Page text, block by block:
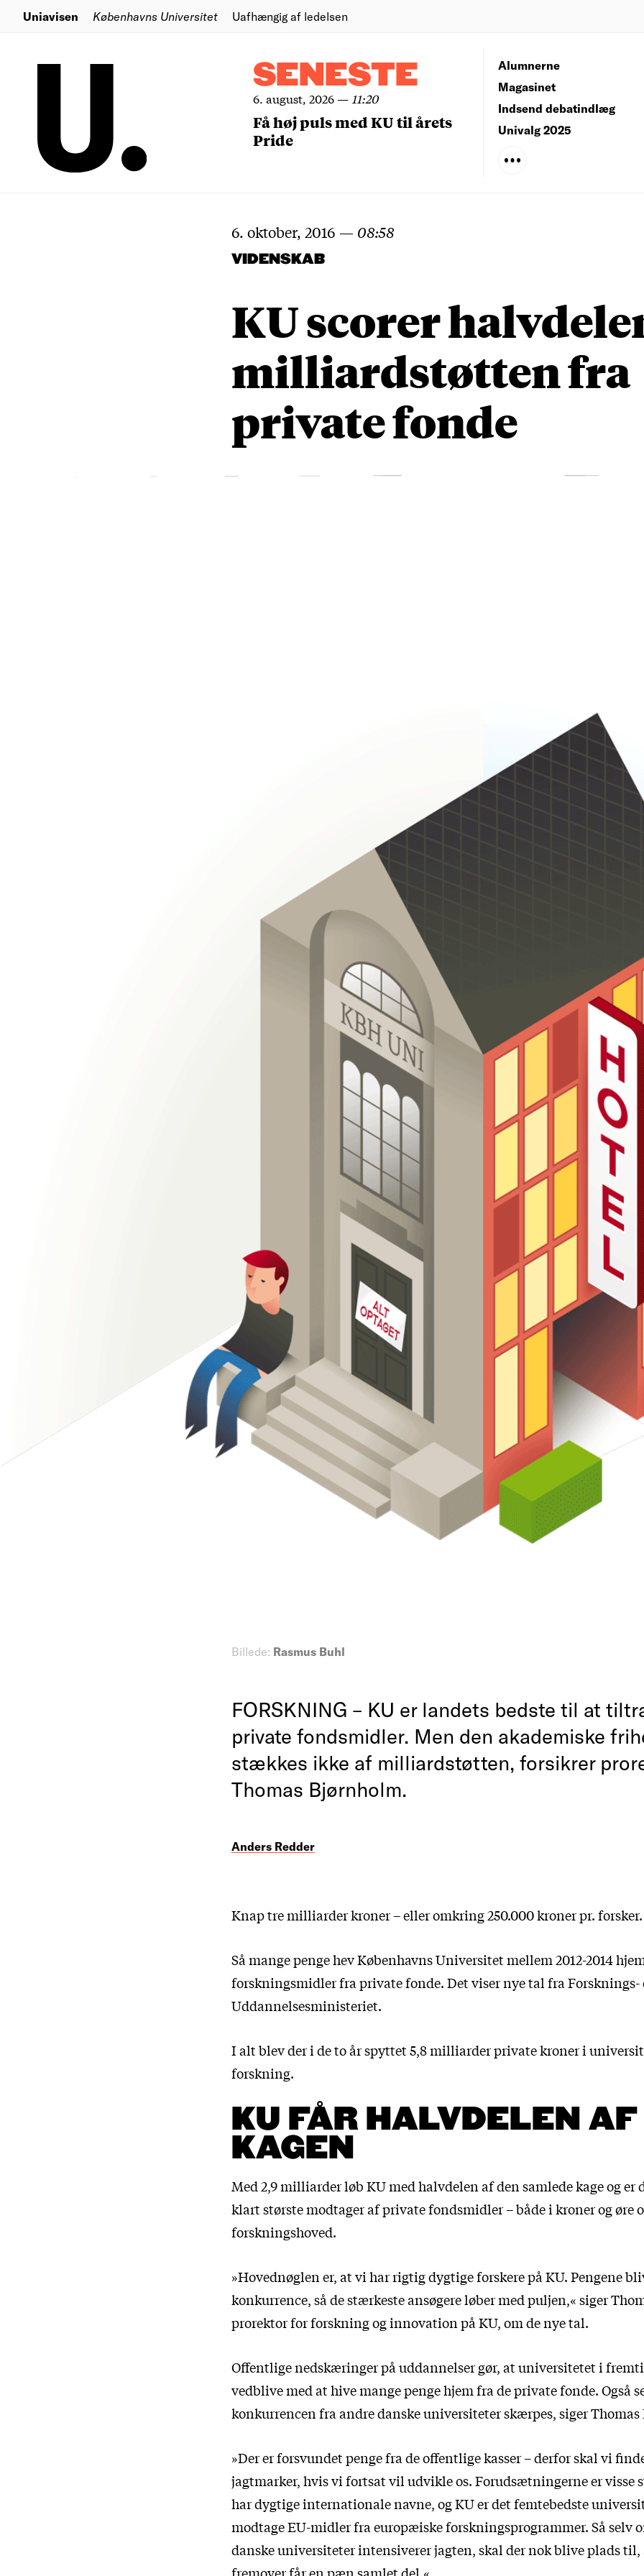
Uniavisen Københavns Universitet Uafhængig af ledelsen
SENESTE
6. august, 2026— 11:20
Få høj puls med KU til årets
Pride
Alumnerne
Magasinet
Indsend debatindlæg
Univalg 2025
6. oktober, 2016 — 08:58
VIDENSKAB
KU scorer
milliardstøtten fra
private fonde
Billede: Rasmus Buhl
FORSKNING – KU er landets bedste til at
private fondsmidler. Men den akademiske
stækkes ikke af milliardstøtten, forsikrer
Thomas Bjørnholm.
Anders Redder
Knap tre milliarder kroner – eller omkring 250.000 kroner pr. forsker.
Så mange penge hev Københavns Universitet mellem 2012-2014
forskningsmidler fra private fonde. Det viser nye tal fra Forsknings-
Uddannelsesministeriet.
I alt blev der i de to år spyttet 5,8 milliarder private kroner i
forskning.
KU FÅR HALVDELEN AF
KAGEN
Med 2,9 milliarder løb KU med halvdelen af den samlede kage og er
klart største modtager af private fondsmidler – både i kroner og øre
forskningshoved.
»Hovednøglen er, at vi har rigtig dygtige forskere på KU. Pengene
konkurrence, så de stærkeste ansøgere løber med puljen,« siger
prorektor for forskning og innovation på KU, om de nye tal.
Offentlige nedskæringer på uddannelser gør, at universitetet i
vedblive med at hive mange penge hjem fra de private fonde. Også
konkurrencen fra andre danske universiteter skærpes, siger
»Der er forsvundet penge fra de offentlige kasser – derfor skal vi
jagtmarker, hvis vi fortsat vil udvikle os. Forudsætningerne er visse
har dygtige internationale navne, og KU er det femtebedste
modtage EU-midler fra europæiske forskningsprogrammer. Så selv
danske universiteter intensiverer jagten, skal der nok blive plads til,